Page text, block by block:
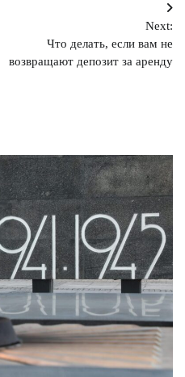
Next:
Что делать, если вам не
возвращают депозит за аренду